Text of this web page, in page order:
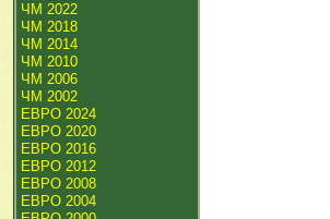
ЧМ 2022
ЧМ 2018
ЧМ 2014
ЧМ 2010
ЧМ 2006
ЧМ 2002
ЕВРО 2024
ЕВРО 2020
ЕВРО 2016
ЕВРО 2012
ЕВРО 2008
ЕВРО 2004